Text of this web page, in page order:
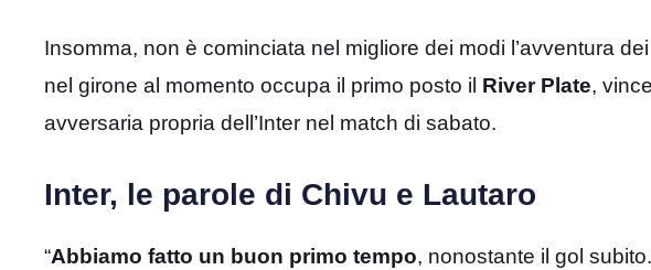
Insomma, non è cominciata nel migliore dei modi l’avventura
nel girone al momento occupa il primo posto il River Plate,
avversaria propria dell’Inter nel match di sabato.
Inter, le parole di Chivu e Lautaro
“Abbiamo fatto un buon primo tempo, nonostante il gol